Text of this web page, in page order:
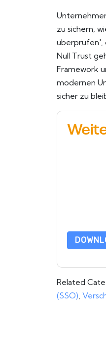
zu sichern,
überprüfen',
Null Trust
Framework
modernen
sicher zu
Related
(SSO),